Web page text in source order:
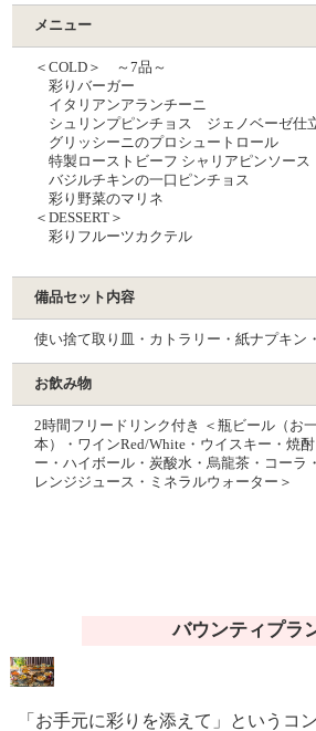
メニュー
＜COLD＞ ～7品～
彩りバーガー
イタリアンアランチーニ
シュリンプピンチョス ジェノベーゼ仕
グリッシーニのプロシュートロール
特製ローストビーフ シャリアピンソース
バジルチキンの一口ピンチョス
彩り野菜のマリネ
＜DESSERT＞
彩りフルーツカクテル
備品セット内容
使い捨て取り皿・カトラリー・紙ナプキン
お飲み物
2時間フリードリンク付き ＜瓶ビール（お
本）・ワインRed/White・ウイスキー・焼
ー・ハイボール・炭酸水・烏龍茶・コーラ
レンジジュース・ミネラルウォーター＞
バウンティプラ
「お手元に彩りを添えて」というコ